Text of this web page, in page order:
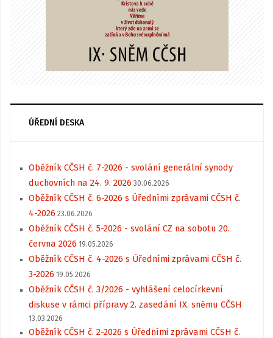
ÚŘEDNÍ DESKA
Oběžník CČSH č. 7-2026 - svolání generální synody
duchovních na 24. 9. 2026 30.06.2026
Oběžník CČSH č. 6-2026 s Úředními zprávami CČSH č.
4-2026 23.06.2026
Oběžník CČSH č. 5-2026 - svolání CZ na sobotu 20.
června 2026 19.05.2026
Oběžník CČSH č. 4-2026 s Úředními zprávami CČSH č.
3-2026 19.05.2026
Oběžník CČSH č. 3/2026 - vyhlášení celocírkevní
diskuse v rámci přípravy 2. zasedání IX. sněmu CČSH
13.03.2026
Oběžník CČSH č. 2-2026 s Úředními zprávami CČSH č.